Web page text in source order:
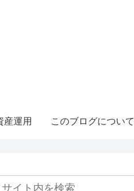
産運用 このブログについて